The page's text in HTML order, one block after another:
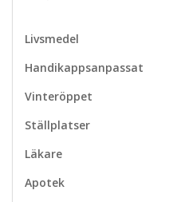
Livsmedel
Handikappsanpassat
Vinteröppet
Ställplatser
Läkare
Apotek